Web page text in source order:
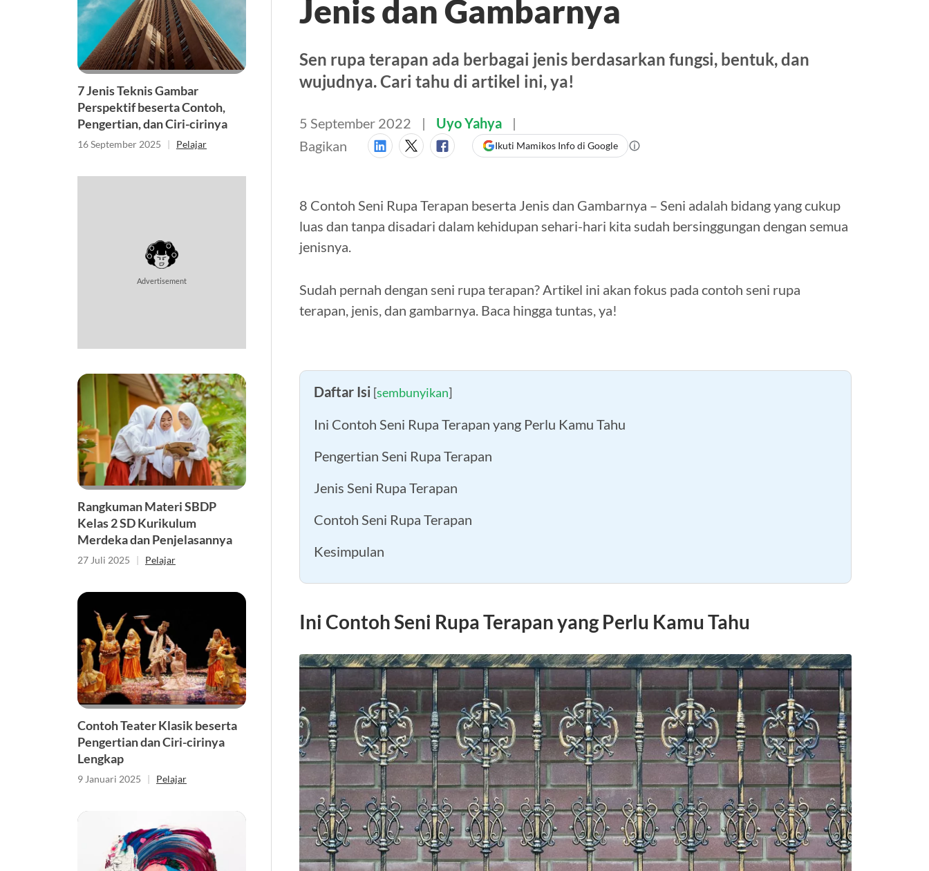
7 Jenis Teknis Gambar
Perspektif beserta Contoh,
Pengertian, dan Ciri-cirinya
16 September 2025 | Pelajar
Advertisement
Rangkuman Materi SBDP
Kelas 2 SD Kurikulum
Merdeka dan Penjelasannya
27 Juli 2025 | Pelajar
Contoh Teater Klasik beserta
Pengertian dan Ciri-cirinya
Lengkap
9 Januari 2025 | Pelajar
Jenis dan Gambarnya
Sen rupa terapan ada berbagai jenis berdasarkan fungsi, bentuk, dan
wujudnya. Cari tahu di artikel ini, ya!
5 September 2022
Uyo Yahya
Bagikan
Ikuti Mamikos Info di Google
8 Contoh Seni Rupa Terapan beserta Jenis dan Gambarnya – Seni adalah bidang yang cukup
luas dan tanpa disadari dalam kehidupan sehari-hari kita sudah bersinggungan dengan semua
jenisnya.
Sudah pernah dengan seni rupa terapan? Artikel ini akan fokus pada contoh seni rupa
terapan, jenis, dan gambarnya. Baca hingga tuntas, ya!
Daftar Isi [sembunyikan]
Ini Contoh Seni Rupa Terapan yang Perlu Kamu Tahu
Pengertian Seni Rupa Terapan
Jenis Seni Rupa Terapan
Contoh Seni Rupa Terapan
Kesimpulan
Ini Contoh Seni Rupa Terapan yang Perlu Kamu Tahu